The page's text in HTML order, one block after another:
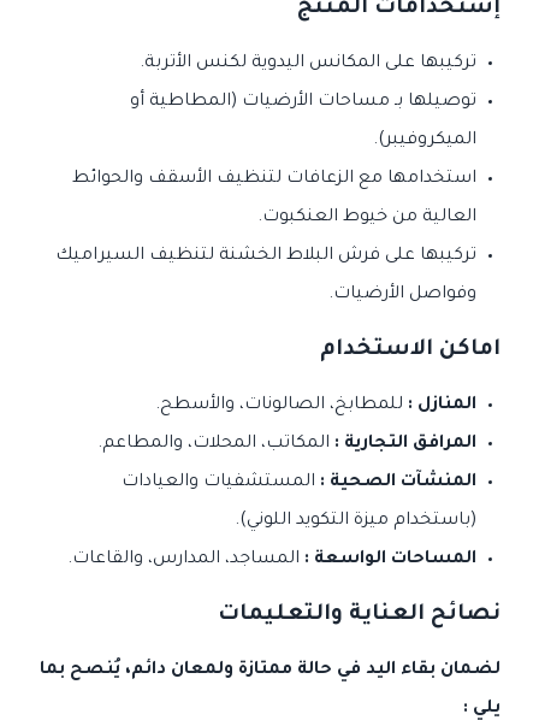
إستخدامات المنتج
تركيبها على المكانس اليدوية لكنس الأتربة.
توصيلها بـ مساحات الأرضيات (المطاطية أو
الميكروفيبر).
استخدامها مع الزعافات لتنظيف الأسقف والحوائط
العالية من خيوط العنكبوت.
تركيبها على فرش البلاط الخشنة لتنظيف السيراميك
وفواصل الأرضيات.
اماكن الاستخدام
المنازل : للمطابخ، الصالونات، والأسطح.
المرافق التجارية : المكاتب، المحلات، والمطاعم.
المنشآت الصحية : المستشفيات والعيادات
(باستخدام ميزة التكويد اللوني).
المساحات الواسعة : المساجد، المدارس، والقاعات.
نصائح العناية والتعليمات
لضمان بقاء اليد في حالة ممتازة ولمعان دائم، يُنصح بما
يلي :